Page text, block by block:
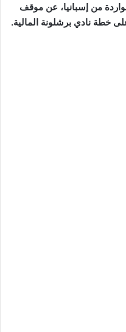
من إسبانيا، عن موقف
خطة نادي برشلونة المالية.